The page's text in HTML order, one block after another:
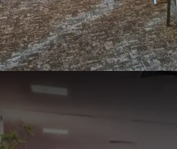
Vienne & Crefeld